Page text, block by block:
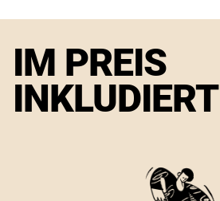
IM PREIS
INKLUDIERT